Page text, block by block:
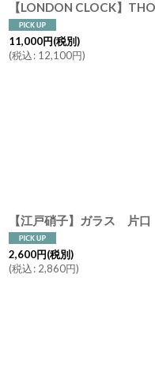
11,000円(税別)
(税込: 12,100円)
2,600円(税別)
(税込: 2,860円)